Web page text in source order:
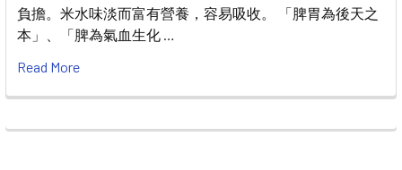
負擔。米水味淡而富有營養，容易吸收。 「脾胃為後天之
本」、「脾為氣血生化 …
Read More